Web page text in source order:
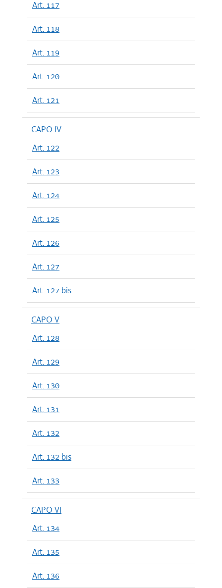
Art. 117
Art. 118
Art. 119
Art. 120
Art. 121
CAPO IV
Art. 122
Art. 123
Art. 124
Art. 125
Art. 126
Art. 127
Art. 127 bis
CAPO V
Art. 128
Art. 129
Art. 130
Art. 131
Art. 132
Art. 132 bis
Art. 133
CAPO VI
Art. 134
Art. 135
Art. 136